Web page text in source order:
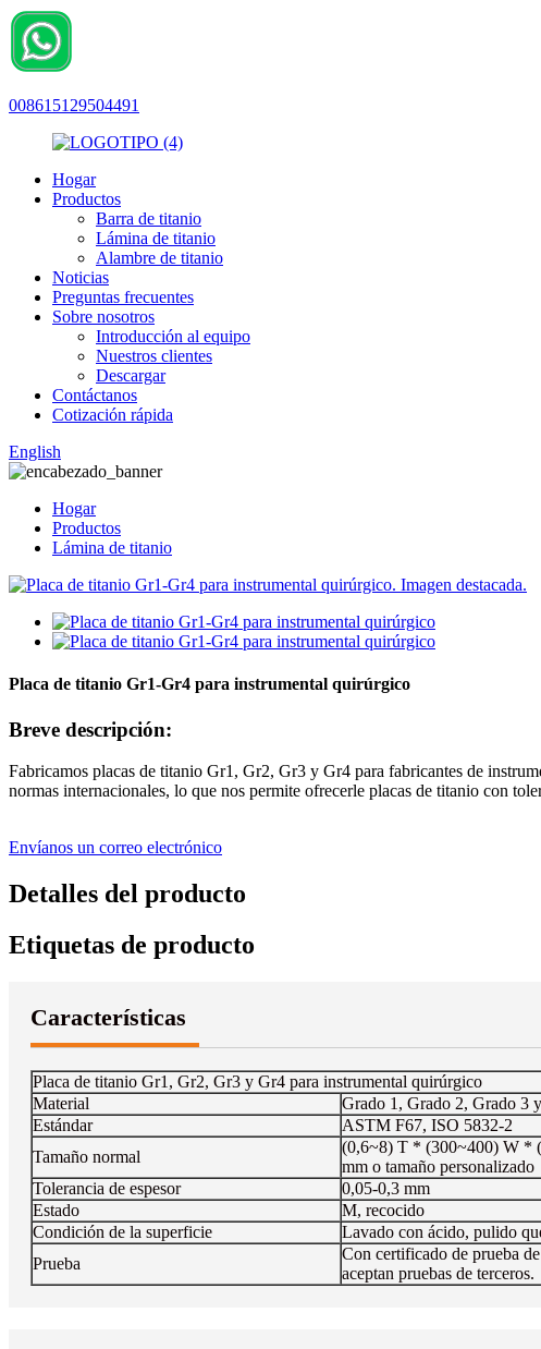
008615129504491
Hogar
Productos
Barra de titanio
Lámina de titanio
Alambre de titanio
Noticias
Preguntas frecuentes
Sobre nosotros
Introducción al equipo
Nuestros clientes
Descargar
Contáctanos
Cotización rápida
English
Hogar
Productos
Lámina de titanio
Placa de titanio Gr1-Gr4 para instrumental quirúrgico
Breve descripción:
Fabricamos placas de titanio Gr1, Gr2, Gr3 y Gr4 para fabricantes de
normas internacionales, lo que nos permite ofrecerle placas de titanio con
Envíanos un correo electrónico
Detalles del producto
Etiquetas de producto
Características
Placa de titanio Gr1, Gr2, Gr3 y Gr4 para instrumental quirúrgico
Material
Grado 1, Grado 2, Grado 3
Estándar
ASTM F67, ISO 5832-2
Tamaño normal
(0,6~8) T * (300~400) W *
mm o tamaño personalizado
Tolerancia de espesor
0,05-0,3 mm
Estado
M, recocido
Condición de la superficie
Lavado con ácido, pulido
Prueba
Con certificado de prueba
aceptan pruebas de terceros.